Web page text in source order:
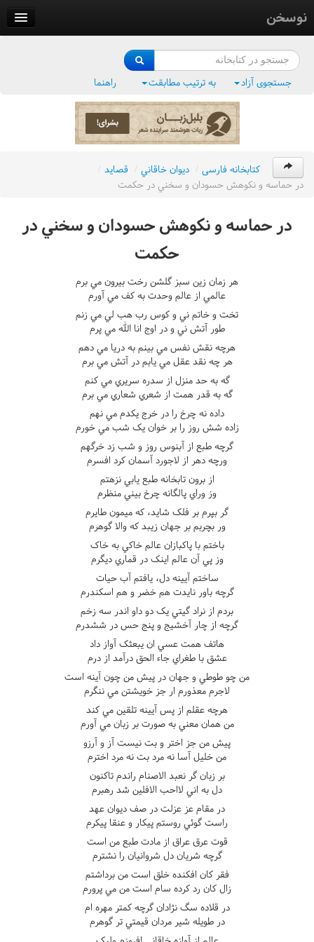
نوسخن
فرهنگ واژگان
جستجوی آزاد به ترتیب مطابقت راهنما
کتابخانه فارسی / ديوان خاقاني / قصايد /
در حماسه و نکوهش حسودان و سخني در حکمت
در حماسه و نکوهش حسودان و سخني در
حکمت
هر زمان زين سبز گلشن رخت بيرون مي برم
عالمي از عالم وحدت به کف مي آورم
تخت و خاتم ني و کوس رب هب لي مي زنم
طور آتش ني و در اوج انا الله مي پرم
هرچه نقش نفس مي بينم به دريا مي دهم
هر چه نقد عقل مي يابم در آتش مي برم
گه به حد منزل از سدره سريري مي کنم
گه به قدر همت از شعري شعاري مي برم
داده نه چرخ را در خرج يکدم مي نهم
زاده شش روز را بر خوان يک شب مي خورم
گرچه طبع از آبنوس روز و شب زد خرگهم
ورچه دهر از لاجورد آسمان کرد افسرم
از برون تابخانه طبع يابي نزهتم
وز وراي پالگانه چرخ بيني منظرم
گر بپرم بر فلک شايد، که ميمون طايرم
ور بچربم بر جهان زيبد که والا گوهرم
باختم با پاکبازان عالم خاکي به خاک
وز پي آن عالم اينک در قماري ديگرم
ساختم آيينه دل، يافتم آب حيات
گرچه باور نايدت هم خضر و هم اسکندرم
بردم از نراد گيتي يک دو داو اندر سه زخم
گرچه از چار آخشيج و پنج حس در ششدرم
هاتف همت عسي ان يبعثک آواز داد
عشق با طغراي جاء الحق درآمد از درم
من چو طوطي و جهان در پيش من چون آينه است
لاجرم معذورم ار جز خويشتن مي ننگرم
هرچه عقلم از پس آيينه تلقين مي کند
من همان معني به صورت بر زبان مي آورم
پيش من جز اختر و بت نيست آز و آرزو
من خليل آسا نه مرد بت نه مرد اخترم
بر زبان گر نعبد الاصنام راندم تاکنون
دل به اني لااحب الافلين شد رهبرم
در مقام عز عزلت در صف ديوان عهد
راست گوئي روستم پيکار و عنقا پيکرم
قوت عرق عراق از مادت طبع من است
گرچه شريان دل شروانيان را نشترم
فقر کان افکنده خلق است من برداشتم
زال کان رد کرده سام است من مي پرورم
در قلاده سگ نژادان گرچه کمتر مهره ام
در طويله شير مردان قيمتي تر گوهرم